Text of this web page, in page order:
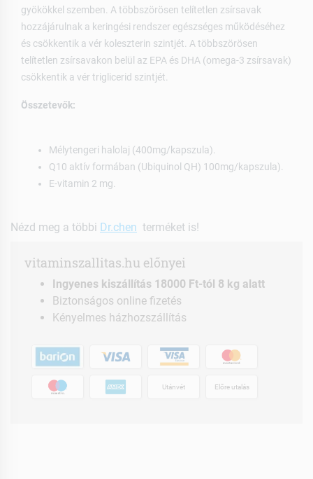
gyökökkel szemben. A többszörösen telítetlen zsírsavak
hozzájárulnak a keringési rendszer egészséges működéséhez
és csökkentik a vér koleszterin szintjét. A többszörösen
telítetlen zsírsavakon belül az EPA és DHA (omega-3 zsírsavak)
csökkentik a vér triglicerid szintjét.
Összetevők:
Mélytengeri halolaj (400mg/kapszula).
Q10 aktív formában (Ubiquinol QH) 100mg/kapszula).
E-vitamin 2 mg.
Nézd meg a többi Dr.chen terméket is!
vitaminszallitas.hu előnyei
Ingyenes kiszállítás 18000 Ft-tól 8 kg alatt
Biztonságos online fizetés
Kényelmes házhozszállítás
Utánvét Előre utalás